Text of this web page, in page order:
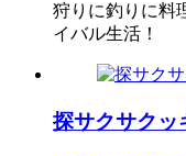
狩りに釣りに料
イバル生活！
探サクサクッ